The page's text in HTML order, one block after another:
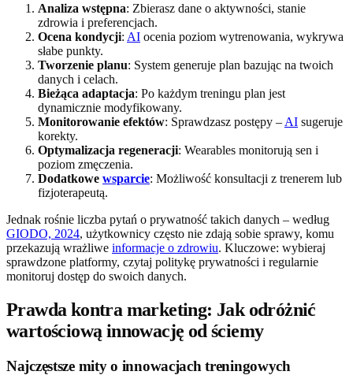
Analiza wstępna: Zbierasz dane o aktywności, stanie
zdrowia i preferencjach.
Ocena kondycji: AI ocenia poziom wytrenowania, wykrywa
słabe punkty.
Tworzenie planu: System generuje plan bazując na twoich
danych i celach.
Bieżąca adaptacja: Po każdym treningu plan jest
dynamicznie modyfikowany.
Monitorowanie efektów: Sprawdzasz postępy – AI sugeruje
korekty.
Optymalizacja regeneracji: Wearables monitorują sen i
poziom zmęczenia.
Dodatkowe wsparcie: Możliwość konsultacji z trenerem lub
fizjoterapeutą.
Jednak rośnie liczba pytań o prywatność takich danych – według
GIODO, 2024, użytkownicy często nie zdają sobie sprawy, komu
przekazują wrażliwe informacje o zdrowiu. Kluczowe: wybieraj
sprawdzone platformy, czytaj politykę prywatności i regularnie
monitoruj dostęp do swoich danych.
Prawda kontra marketing: Jak odróżnić
wartościową innowację od ściemy
Najczęstsze mity o innowacjach treningowych